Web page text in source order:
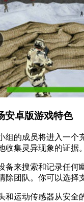
安卓版游戏特色
组的成员将进入一个
收集灵异现象的证据。
备来搜索和记录任何
除团队。你可以选择
和运动传感器从安全